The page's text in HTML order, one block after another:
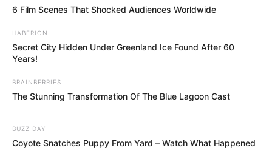
6 Film Scenes That Shocked Audiences Worldwide
HABERION
Secret City Hidden Under Greenland Ice Found After 60
Years!
BRAINBERRIES
The Stunning Transformation Of The Blue Lagoon Cast
BUZZ DAY
Coyote Snatches Puppy From Yard – Watch What Happened